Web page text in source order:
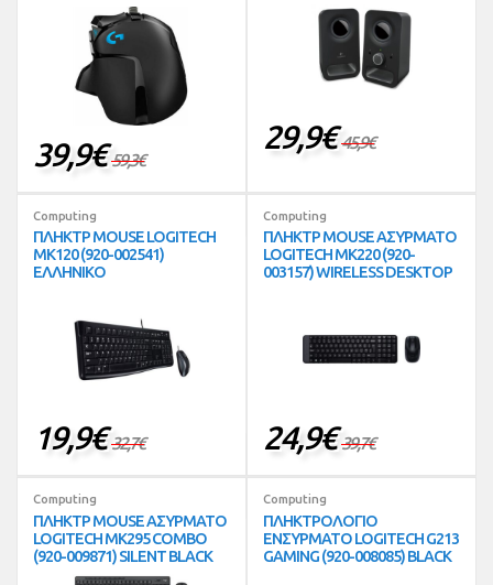
39,9€ 59,3€
29,9€ 45,9€
Computing
ΠΛΗΚΤΡ MOUSE LOGITECH
MK120 (920-002541)
ΕΛΛΗΝΙΚΟ
19,9€ 32,7€
Computing
ΠΛΗΚΤΡ MOUSE ΑΣΥΡΜΑΤΟ
LOGITECH MK220 (920-
003157) WIRELESS DESKTOP
24,9€ 39,7€
Computing
ΠΛΗΚΤΡ MOUSE ΑΣΥΡΜΑΤΟ
LOGITECH MK295 COMBO
(920-009871) SILENT BLACK
Computing
ΠΛΗΚΤΡΟΛΟΓΙΟ
ΕΝΣΥΡΜΑΤΟ LOGITECH G213
GAMING (920-008085) BLACK